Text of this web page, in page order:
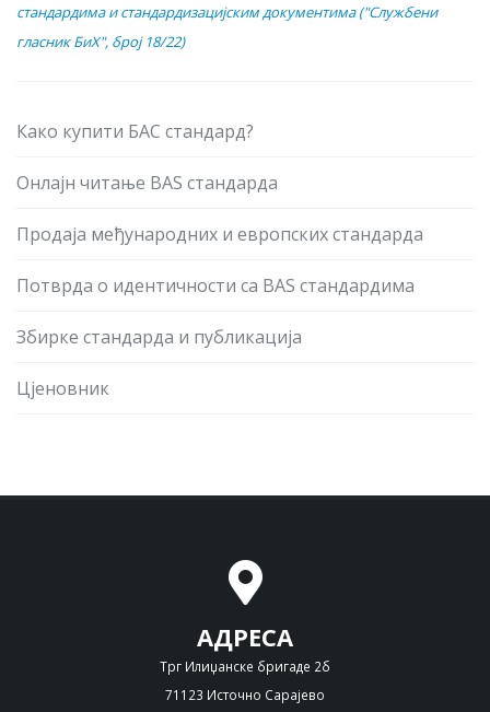
стандардима и стандардизацијским документима ("Службени
гласник БиХ", број 18/22)
Како купити БАС стандард?
Онлајн читање BAS стандарда
Продаја међународних и европских стандарда
Потврда о идентичности са BAS стандардима
Збирке стандарда и публикација
Цјеновник
АДРЕСА
Трг Илиџанске бригаде 2б
71123 Источно Сарајево